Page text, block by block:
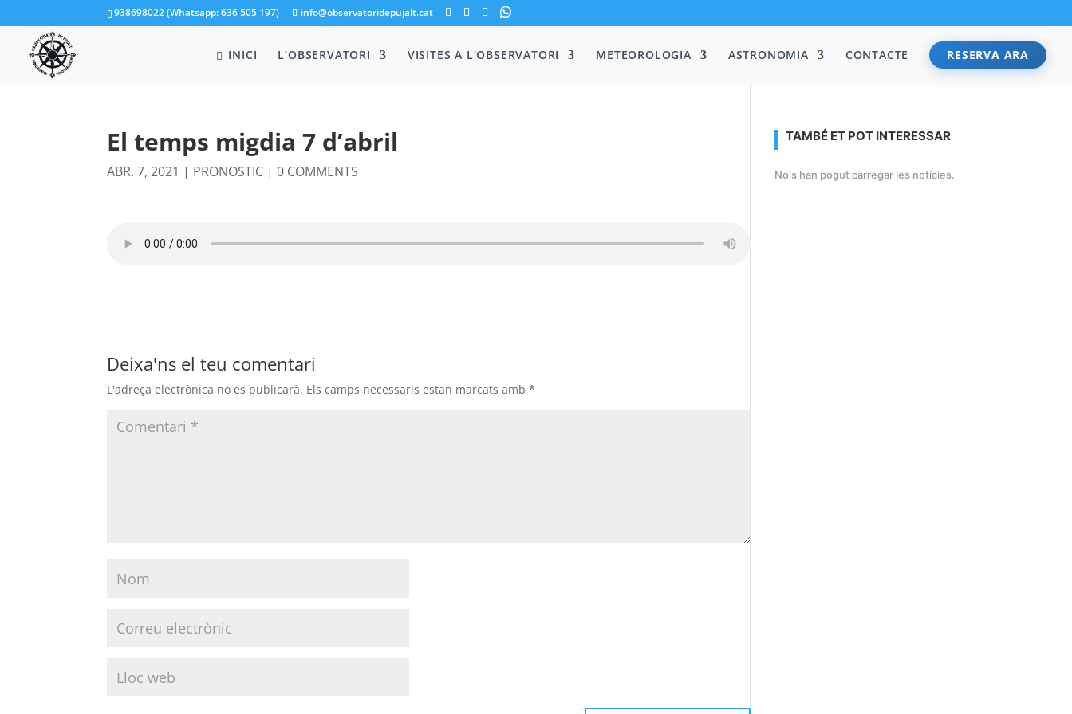
938698022 (Whatsapp: 636 505 197) info@observatoridepujalt.cat
INICI L’OBSERVATORI VISITES A L’OBSERVATORI METEOROLOGIA ASTRONOMIA CONTACTE RESERVA ARA
El temps migdia 7 d’abril
ABR. 7, 2021 | PRONOSTIC |0 COMMENTS
Deixa'ns el teu comentari
L'adreça electrònica no es publicarà. Els camps necessaris estan marcats amb*
TAMBÉ ET POT INTERESSAR
No s'han pogut carregar les notícies.